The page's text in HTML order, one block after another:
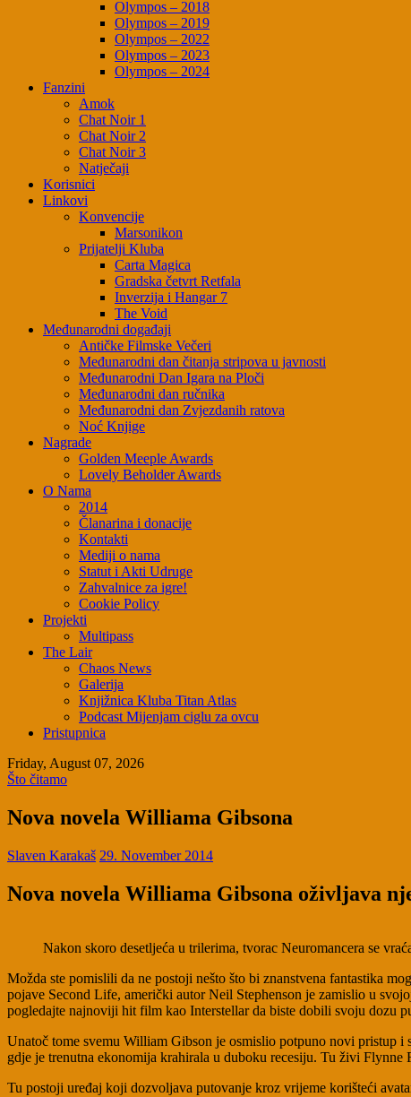
Olympos – 2018
Olympos – 2019
Olympos – 2022
Olympos – 2023
Olympos – 2024
Fanzini
Amok
Chat Noir 1
Chat Noir 2
Chat Noir 3
Natječaji
Korisnici
Linkovi
Konvencije
Marsonikon
Prijatelji Kluba
Carta Magica
Gradska četvrt Retfala
Inverzija i Hangar 7
The Void
Međunarodni događaji
Antičke Filmske Večeri
Međunarodni dan čitanja stripova u javnosti
Međunarodni Dan Igara na Ploči
Međunarodni dan ručnika
Međunarodni dan Zvjezdanih ratova
Noć Knjige
Nagrade
Golden Meeple Awards
Lovely Beholder Awards
O Nama
2014
Članarina i donacije
Kontakti
Mediji o nama
Statut i Akti Udruge
Zahvalnice za igre!
Cookie Policy
Projekti
Multipass
The Lair
Chaos News
Galerija
Knjižnica Kluba Titan Atlas
Podcast Mijenjam ciglu za ovcu
Pristupnica
Friday, August 07, 2026
Što čitamo
Nova novela Williama Gibsona
Slaven Karakaš 29. November 2014
Nova novela Williama Gibsona oživljava
Nakon skoro desetljeća u trilerima, tvorac Neuromancera se
Možda ste pomislili da ne postoji nešto što bi znanstvena fantastika
pojave Second Life, američki autor Neil Stephenson je zamislio u
pogledajte najnoviji hit film kao Interstellar da biste dobili svoju dozu
Unatoč tome svemu William Gibson je osmislio potpuno novi pristup i
gdje je trenutna ekonomija krahirala u duboku recesiju. Tu živi
Tu postoji uređaj koji dozvoljava putovanje kroz vrijeme korišteći